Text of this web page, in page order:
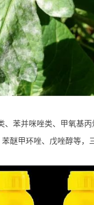
苯并咪唑类、甲氧基丙
醚甲环唑、戊唑醇等